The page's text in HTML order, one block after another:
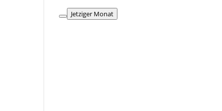
Jetziger Monat